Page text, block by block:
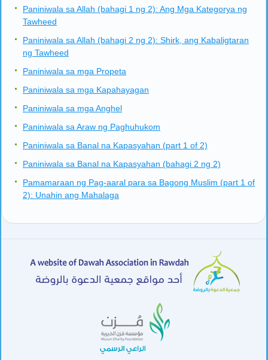
Paniniwala sa Allah (bahagi 1 ng 2): Ang Mga Kategorya ng
Tawheed
Paniniwala sa Allah (bahagi 2 ng 2): Shirk, ang Kabaligtaran
ng Tawheed
Paniniwala sa mga Propeta
Paniniwala sa mga Kapahayagan
Paniniwala sa mga Anghel
Paniniwala sa Araw ng Paghuhukom
Paniniwala sa Banal na Kapasyahan (part 1 of 2)
Paniniwala sa Banal na Kapasyahan (bahagi 2 ng 2)
Pamamaraan ng Pag-aaral para sa Bagong Muslim (part 1 of
2): Unahin ang Mahalaga